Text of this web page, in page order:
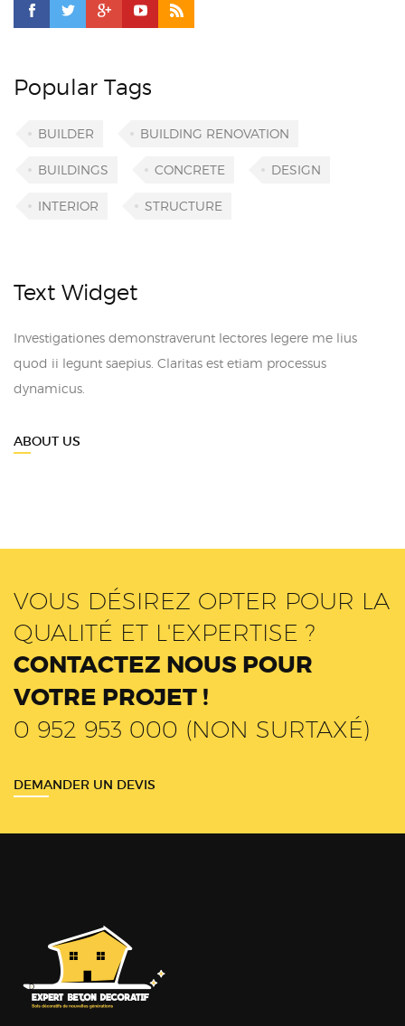
Popular Tags
BUILDER BUILDING RENOVATION
BUILDINGS CONCRETE DESIGN
INTERIOR STRUCTURE
Text Widget
Investigationes demonstraverunt lectores legere me lius
quod ii legunt saepius. Claritas est etiam processus
dynamicus.
ABOUT US
VOUS DÉSIREZ OPTER POUR LA
QUALITÉ ET L'EXPERTISE ?
CONTACTEZ NOUS POUR
VOTRE PROJET !
0 952 953 000 (NON SURTAXÉ)
DEMANDER UN DEVIS